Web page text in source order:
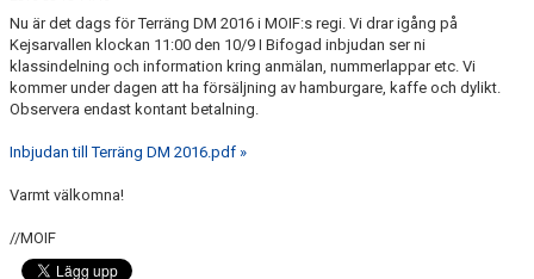
CAMPING
MOIF SPORTSCAMP
KLUBBSHOPEN
AGNE ÅHS MINNESFOND
FRÖJDHOLMSLOPPET
Nu är det dags för Terräng DM 2016 i MOIF:s regi. Vi drar igång på
Kejsarvallen klockan 11:00 den 10/9 I Bifogad inbjudan ser ni
klassindelning och information kring anmälan, nummerlappar etc. Vi
kommer under dagen att ha försäljning av hamburgare, kaffe och dylikt.
Observera endast kontant betalning.
Inbjudan till Terräng DM 2016.pdf »
Varmt välkomna!
//MOIF